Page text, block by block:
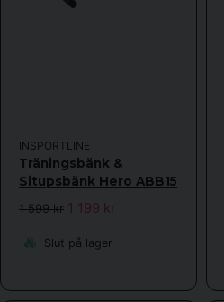
INSPORTLINE
Träningsbänk &
Situpsbänk Hero ABB15
1 599 kr 1 199 kr
Slut på lager